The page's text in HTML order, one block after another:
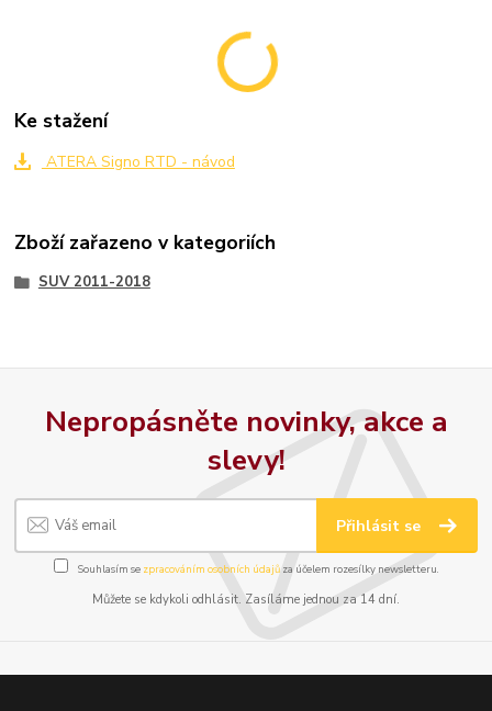
Ke stažení
ATERA Signo RTD - návod
Zboží zařazeno v kategoriích
SUV 2011-2018
Nepropásněte novinky, akce a
slevy!
Přihlásit se
Souhlasím se zpracováním osobních údajůza účelem rozesílky newsletteru.
Můžete se kdykoli odhlásit. Zasíláme jednou za 14 dní.